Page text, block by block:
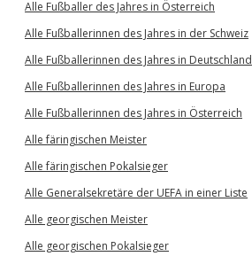
Alle Fußballer des Jahres in Österreich
Alle Fußballerinnen des Jahres in der Schweiz
Alle Fußballerinnen des Jahres in Deutschland
Alle Fußballerinnen des Jahres in Europa
Alle Fußballerinnen des Jahres in Österreich
Alle färingischen Meister
Alle färingischen Pokalsieger
Alle Generalsekretäre der UEFA in einer Liste
Alle georgischen Meister
Alle georgischen Pokalsieger